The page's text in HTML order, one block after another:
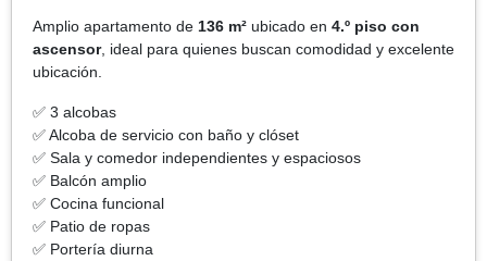
Amplio apartamento de 136 m² ubicado en 4.º piso con
ascensor, ideal para quienes buscan comodidad y excelente
ubicación.
✅ 3 alcobas
✅ Alcoba de servicio con baño y clóset
✅ Sala y comedor independientes y espaciosos
✅ Balcón amplio
✅ Cocina funcional
✅ Patio de ropas
✅ Portería diurna